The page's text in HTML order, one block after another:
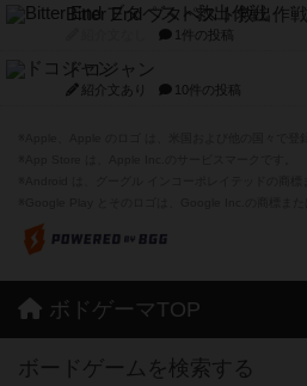
Bitter End ブタペスト救出作戦
1件の投稿
ドコジャン
紹介文あり 10件の投稿
ボドゲーマTOP
ボードゲームを検索する